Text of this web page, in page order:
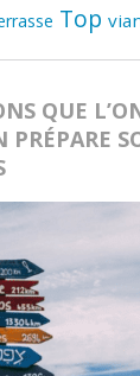
Top
QUE
PRÉPARE